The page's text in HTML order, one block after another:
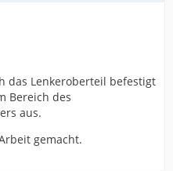
das Lenkeroberteil befestigt
Bereich des
aus.
gemacht.